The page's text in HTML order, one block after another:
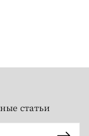
статьи